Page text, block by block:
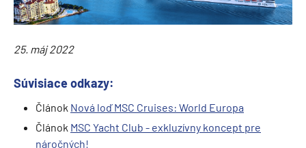
25. máj 2022
Súvisiace odkazy:
Článok Nová loď MSC Cruises: World Europa
Článok MSC Yacht Club - exkluzívny koncept pre
náročných!